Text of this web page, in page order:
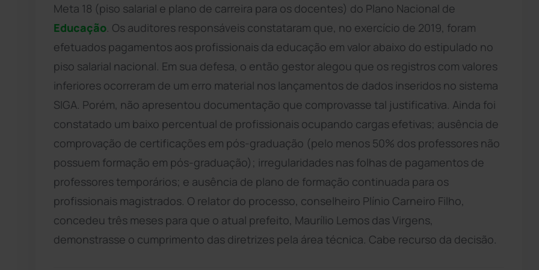
Meta 18 (piso salarial e plano de carreira para os docentes) do Plano Nacional de
Educação. Os auditores responsáveis constataram que, no exercício de 2019, foram
efetuados pagamentos aos profissionais da educação em valor abaixo do estipulado no
piso salarial nacional. Em sua defesa, o então gestor alegou que os registros com valores
inferiores ocorreram de um erro material nos lançamentos de dados inseridos no sistema
SIGA. Porém, não apresentou documentação que comprovasse tal justificativa. Ainda foi
constatado um baixo percentual de profissionais ocupando cargas efetivas; ausência de
comprovação de certificações em pós-graduação (pelo menos 50% dos professores não
possuem formação em pós-graduação); irregularidades nas folhas de pagamentos de
professores temporários; e ausência de plano de formação continuada para os
profissionais magistrados. O relator do processo, conselheiro Plínio Carneiro Filho,
concedeu três meses para que o atual prefeito, Maurílio Lemos das Virgens,
demonstrasse o cumprimento das diretrizes pela área técnica. Cabe recurso da decisão.